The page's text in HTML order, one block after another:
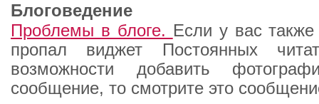
Блоговедение
Проблемы в блоге. Если у вас
пропал виджет Постоянных
возможности добавить
сообщение, то смотрите это